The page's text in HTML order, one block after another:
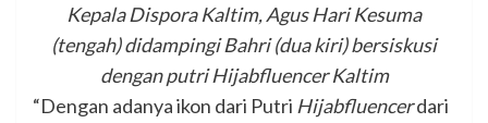
Kepala Dispora Kaltim, Agus Hari Kesuma
(tengah) didampingi Bahri (dua kiri) bersiskusi
dengan putri Hijabfluencer Kaltim
“Dengan adanya ikon dari Putri Hijabfluencerdari